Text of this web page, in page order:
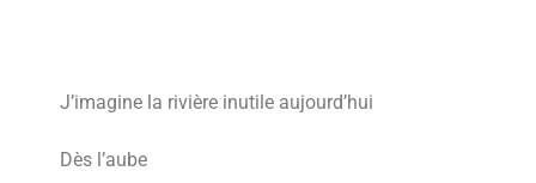
J’imagine la rivière inutile aujourd’hui
Dès l’aube